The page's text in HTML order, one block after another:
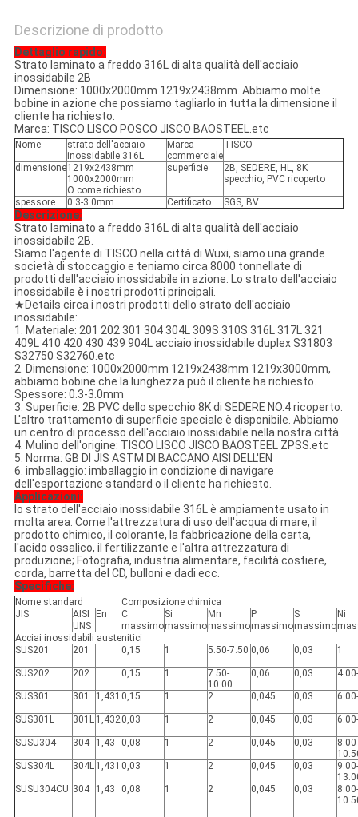
Descrizione di prodotto
Dettaglio rapido:
Strato laminato a freddo 316L di alta qualità dell'acciaio
inossidabile 2B
Dimensione: 1000x2000mm 1219x2438mm. Abbiamo molte
bobine in azione che possiamo tagliarlo in tutta la dimensione il
cliente ha richiesto.
Marca: TISCO LISCO POSCO JISCO BAOSTEEL.etc
Nome
strato dell'acciaio
inossidabile 316L
Marca
commerciale
TISCO
dimensione1219x2438mm
1000x2000mm
O come richiesto
superficie
2B, SEDERE, HL, 8K
specchio, PVC ricoperto
spessore 0.3-3.0mm Certificato SGS, BV
Descrizione:
Strato laminato a freddo 316L di alta qualità dell'acciaio
inossidabile 2B.
Siamo l'agente di TISCO nella città di Wuxi, siamo una grande
società di stoccaggio e teniamo circa 8000 tonnellate di
prodotti dell'acciaio inossidabile in azione. Lo strato dell'acciaio
inossidabile è i nostri prodotti principali.
★Details circa i nostri prodotti dello strato dell'acciaio
inossidabile:
1. Materiale: 201 202 301 304 304L 309S 310S 316L 317L 321
409L 410 420 430 439 904L acciaio inossidabile duplex S31803
S32750 S32760.etc
2. Dimensione: 1000x2000mm 1219x2438mm 1219x3000mm,
abbiamo bobine che la lunghezza può il cliente ha richiesto.
Spessore: 0.3-3.0mm
3. Superficie: 2B PVC dello specchio 8K di SEDERE NO.4 ricoperto.
L'altro trattamento di superficie speciale è disponibile. Abbiamo
un centro di processo dell'acciaio inossidabile nella nostra città.
4. Mulino dell'origine: TISCO LISCO JISCO BAOSTEEL ZPSS.etc
5. Norma: GB DI JIS ASTM DI BACCANO AISI DELL'EN
6. imballaggio: imballaggio in condizione di navigare
dell'esportazione standard o il cliente ha richiesto.
Applicazioni:
lo strato dell'acciaio inossidabile 316L è ampiamente usato in
molta area. Come l'attrezzatura di uso dell'acqua di mare, il
prodotto chimico, il colorante, la fabbricazione della carta,
l'acido ossalico, il fertilizzante e l'altra attrezzatura di
produzione; Fotografia, industria alimentare, facilità costiere,
corda, barretta del CD, bulloni e dadi ecc.
Specifiche:
Nome standard
Composizione chimica
JIS
AISI En C Si Mn P S
Ni
UNS
massimomassimomassimomassimomassimo
Acciai inossidabili austenitici
SUS201
201 0,15 1 5.50-7.50 0,06 0,03 1
SUS202 202 0,15 1
7.50-
10.00
0,06 0,03
SUS301 301 1,431 0,15 1 2 0,045 0,03
SUS301L 301L 1,4320,03 1 2 0,045 0,03
SUSU304 304 1,43 0,08 1 2 0,045 0,03
8.00-
SUS304L
304L 1,431 0,03 1 2 0,045 0,03
9.00-
SUSU304CU 304 1,43 0,08 1 2 0,045 0,03
8.00-